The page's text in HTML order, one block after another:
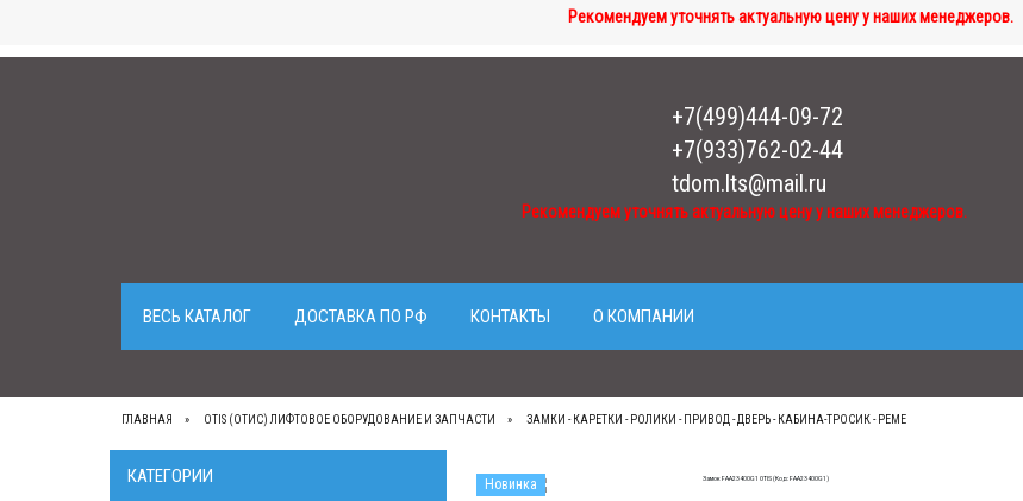
Рекомендуем уточнять актуальную цену у наших менеджеров.
+7(499)444-09-72
+7(933)762-02-44
tdom.lts@mail.ru
Рекомендуем уточнять актуальную цену у наших менеджеров.
ВЕСЬ КАТАЛОГ ДОСТАВКА ПО РФ КОНТАКТЫ О КОМПАНИИ
ГЛАВНАЯ OTIS (ОТИС) ЛИФТОВОЕ ОБОРУДОВАНИЕ И ЗАПЧАСТИ ЗАМКИ - КАРЕТКИ - РОЛИКИ - ПРИВОД - ДВЕРЬ - КАБИНА-ТРОСИК - РЕМЕ
КАТЕГОРИИ Новинка